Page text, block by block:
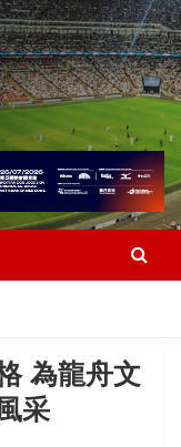
為龍舟文
采